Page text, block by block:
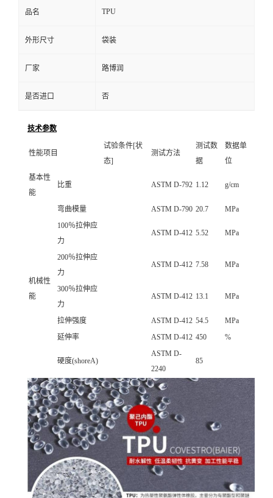
品名 TPU
外形尺寸 袋装
厂家 路博润
是否进口 否
技术参数
性能项目
试验条件[状
态]
测试方法
测试数
据
数据单
位
基本性
能
比重 ASTM D-792 1.12 g/cm
机械性
能
弯曲模量 ASTM D-790 20.7
MPa
100％拉伸应
力
ASTM D-412 5.52 MPa
200％拉伸应
力
ASTM D-412 7.58 MPa
300％拉伸应
力
ASTM D-412 13.1 MPa
拉伸强度 ASTM D-412 54.5
MPa
延伸率
ASTM D-412 450 %
硬度(shoreA)
ASTM D-
2240
85